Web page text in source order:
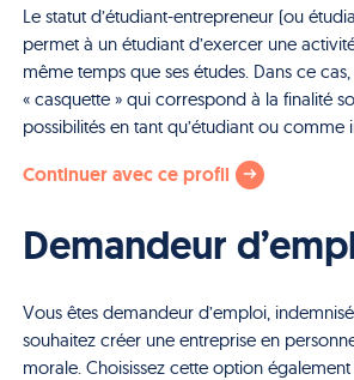
Le statut d’étudiant-entrepreneur (ou
permet à un étudiant d’exercer une
même temps que ses études. Dans ce cas,
« casquette » qui correspond à la finalité
possibilités en tant qu’étudiant ou comme
Continuer avec ce profil
Demandeur
Vous êtes demandeur d’emploi,
souhaitez créer une entreprise en
morale. Choisissez cette option